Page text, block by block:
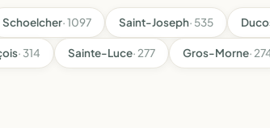
Schoelcher· 1097 Saint-Joseph· 535
· 314 Sainte-Luce· 277 Gros-Morne·